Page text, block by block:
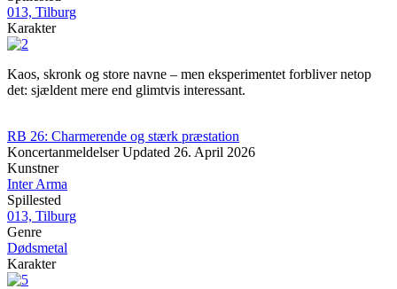
013, Tilburg
Karakter
Kaos, skronk og store navne – men eksperimentet forbliver netop
det: sjældent mere end glimtvis interessant.
RB 26: Charmerende og stærk præstation
Koncertanmeldelser Updated 26. April 2026
Kunstner
Inter Arma
Spillested
013, Tilburg
Genre
Dødsmetal
Karakter